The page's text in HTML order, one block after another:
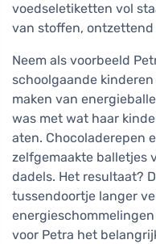
voedseletiketten vol
van stoffen, ontzettend
Neem als voorbeeld
schoolgaande
maken van
was met wat haar
aten. Chocoladerepen
zelfgemaakte balletjes
dadels. Het resultaat?
tussendoortje langer
voor Petra het